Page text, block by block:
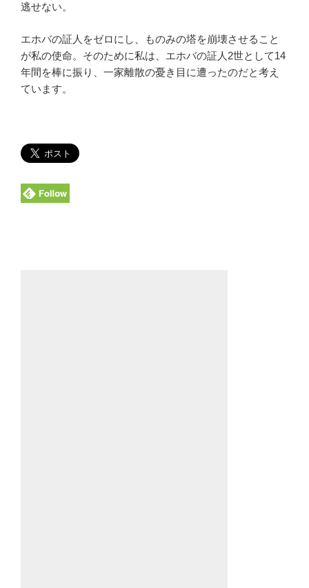
逃せない。
エホバの証人をゼロにし、ものみの塔を崩壊させること
が私の使命。そのために私は、エホバの証人2世として14
年間を棒に振り、一家離散の憂き目に遭ったのだと考え
ています。